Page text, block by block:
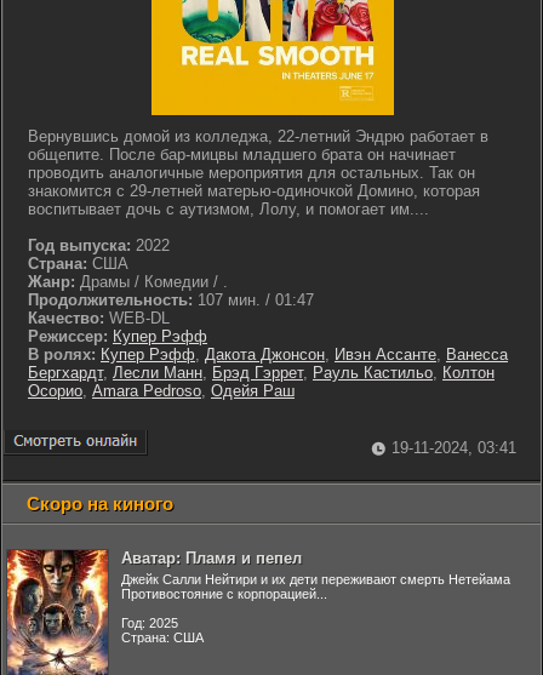
Вернувшись домой из колледжа, 22-летний Эндрю работает в
общепите. После бар-мицвы младшего брата он начинает
проводить аналогичные мероприятия для остальных. Так он
знакомится с 29-летней матерью-одиночкой Домино, которая
воспитывает дочь с аутизмом, Лолу, и помогает им....
Год выпуска: 2022
Страна: США
Жанр: Драмы / Комедии / .
Продолжительность: 107 мин. / 01:47
Качество: WEB-DL
Режиссер: Купер Рэфф
В ролях: Купер Рэфф, Дакота Джонсон, Ивэн Ассанте, Ванесса
Бергхардт, Лесли Манн, Брэд Гэррет, Рауль Кастильо, Колтон
Осорио, Amara Pedroso, Одейя Раш
19-11-2024, 03:41
Скоро на киного
Аватар: Пламя и пепел
Джейк Салли Нейтири и их дети переживают смерть Нетейама
Противостояние с корпорацией...
Год: 2025
Страна: США